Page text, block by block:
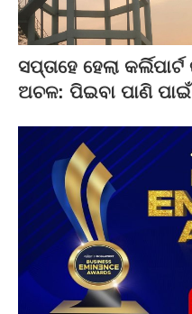
ସପ୍ତାହେ ହେଲା
ଅଚଳ: ପିଇବା ପାଣି